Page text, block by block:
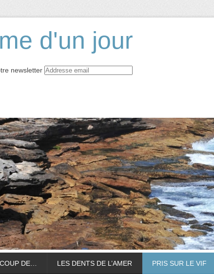
d'un jour
newsletter
COUP DE… LES DENTS DE L’AMER PRIS SUR LE VIF